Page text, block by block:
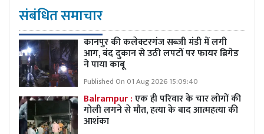
संबंधित समाचार
कानपुर की कलेक्टरगंज सब्जी मंडी में लगी
आग, बंद दुकान से उठी लपटों पर फायर ब्रिगेड
ने पाया काबू
Published On 01 Aug 2026 15:09:40
Balrampur :एक ही परिवार के चार लोगों की
गोली लगने से मौत, हत्या के बाद आत्महत्या की
आशंका